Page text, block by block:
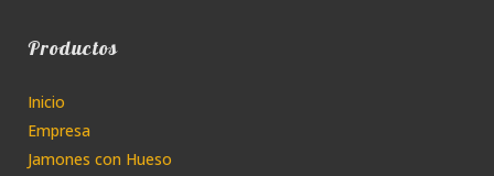
Productos
Inicio
Empresa
Jamones con Hueso